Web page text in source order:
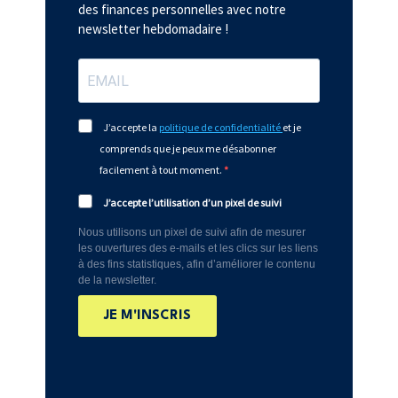
des finances personnelles avec notre
newsletter hebdomadaire !
J’accepte la politique de confidentialité et je
comprends que je peux me désabonner
facilement à tout moment.
J’accepte l’utilisation d’un pixel de suivi
Nous utilisons un pixel de suivi afin de mesurer
les ouvertures des e-mails et les clics sur les liens
à des fins statistiques, afin d’améliorer le contenu
de la newsletter.
JE M'INSCRIS